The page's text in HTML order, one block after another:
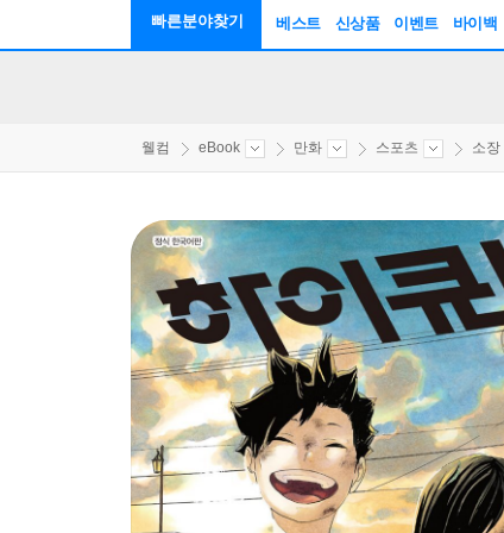
빠른분야찾기 베스트 신상품 이벤트 바이백
웰컴 eBook 만화 스포츠 소장